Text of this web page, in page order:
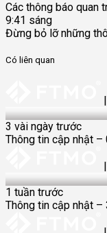
Các thông báo quan
9:41 sáng
Đừng bỏ lỡ những
Có liên quan
6 Aug 2026
3 vài ngày trước
Thông tin cập nhật
30 Jul 2026
1 tuần trước
Thông tin cập nhật